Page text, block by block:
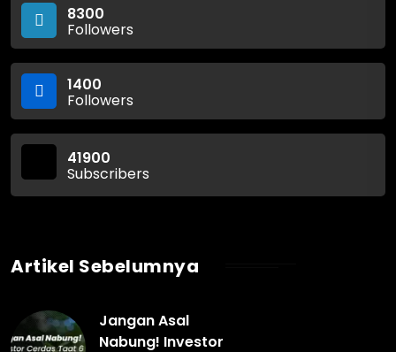
8300
Followers
1400
Followers
41900
Subscribers
Artikel Sebelumnya
Jangan Asal
Nabung! Investor